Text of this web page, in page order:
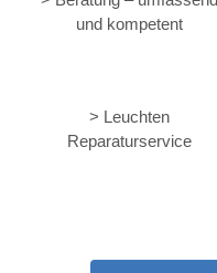
und kompetent
> Leuchten
Reparaturservice